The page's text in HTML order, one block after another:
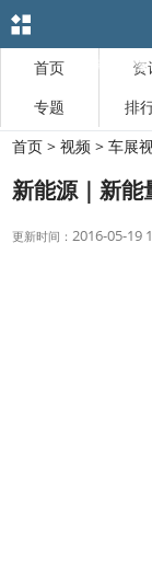
首页 资
专题
排
首页 >视频 >车展
新能源｜新
更新时间： 2016-05-19